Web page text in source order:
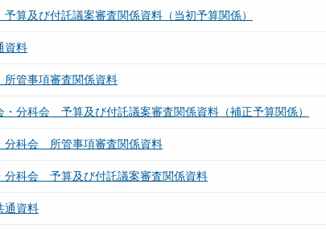
及び付託議案審査関係資料（当初予算関係）
資料
管事項審査関係資料
分科会 予算及び付託議案審査関係資料（補正予算関係）
分科会 所管事項審査関係資料
科会 予算及び付託議案審査関係資料
通資料